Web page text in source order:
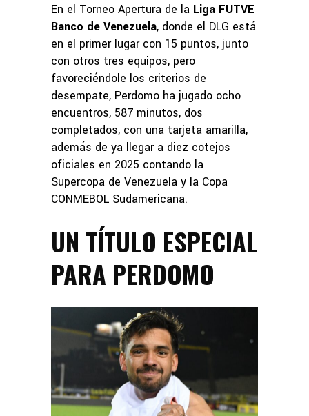
En el Torneo Apertura de la Liga FUTVE
Banco de Venezuela, donde el DLG está
en el primer lugar con 15 puntos, junto
con otros tres equipos, pero
favoreciéndole los criterios de
desempate, Perdomo ha jugado ocho
encuentros, 587 minutos, dos
completados, con una tarjeta amarilla,
además de ya llegar a diez cotejos
oficiales en 2025 contando la
Supercopa de Venezuela y la Copa
CONMEBOL Sudamericana.
UN TÍTULO ESPECIAL
PARA PERDOMO